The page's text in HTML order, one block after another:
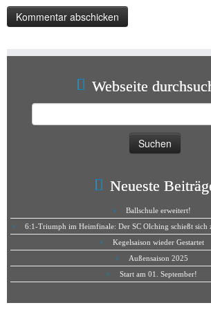
Webseite
Neueste
Ballschule erweitert!
6:1-Triumph im Heimfinale: Der SC Olching schießt sich
Kegelsaison wieder Gestartet
Außensaison 2025
Start am 01. September!